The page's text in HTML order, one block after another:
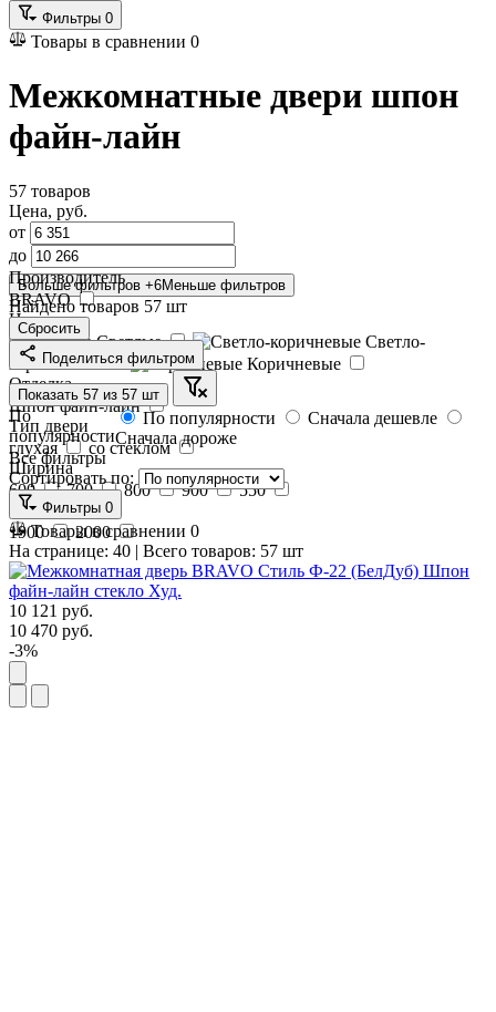
Фильтры 0
Товары в сравнении 0
Межкомнатные двери шпон
файн-лайн
57 товаров
Цена, руб.
от
до
Производитель
BRAVO
Цвет
Светлые
Светло-
коричневые
Коричневые
Отделка
Шпон файн-лайн
Тип двери
глухая
со стеклом
Ширина
600
700 800 900
550
Высота
1900
2000
Больше фильтров +6Меньше фильтров
Найдено товаров 57 шт
Сбросить
Поделиться фильтром
Показать 57 из 57 шт
По
популярности
По популярности
Сначала дешевле
Сначала дороже
Все фильтры
Сортировать по:
Фильтры 0
Товары в сравнении 0
На странице: 40 | Всего товаров: 57 шт
10 121 руб.
10 470 руб.
-3%